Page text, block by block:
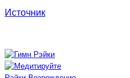
Источник